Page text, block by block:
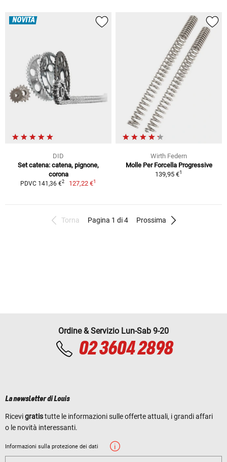
NOVITÀ
DID
Set catena: catena, pignone,
corona
PDVC 141,36 €2 127,22 €1
Wirth Federn
Molle Per Forcella Progressive
139,95 €1
Torna Pagina 1 di 4 Prossima
Ordine & Servizio Lun-Sab 9-20
02 3604 2898
La newsletter di Louis
Ricevigratistutte le informazioni sulle offerte attuali, i grandi affari
o le novità interessanti.
Informazioni sulla protezione dei dati